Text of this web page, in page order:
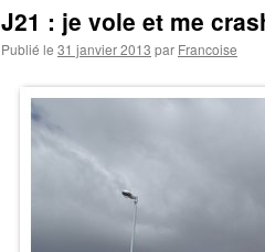
J21 : je vole et me
Publié le 31 janvier 2013 par Francoise